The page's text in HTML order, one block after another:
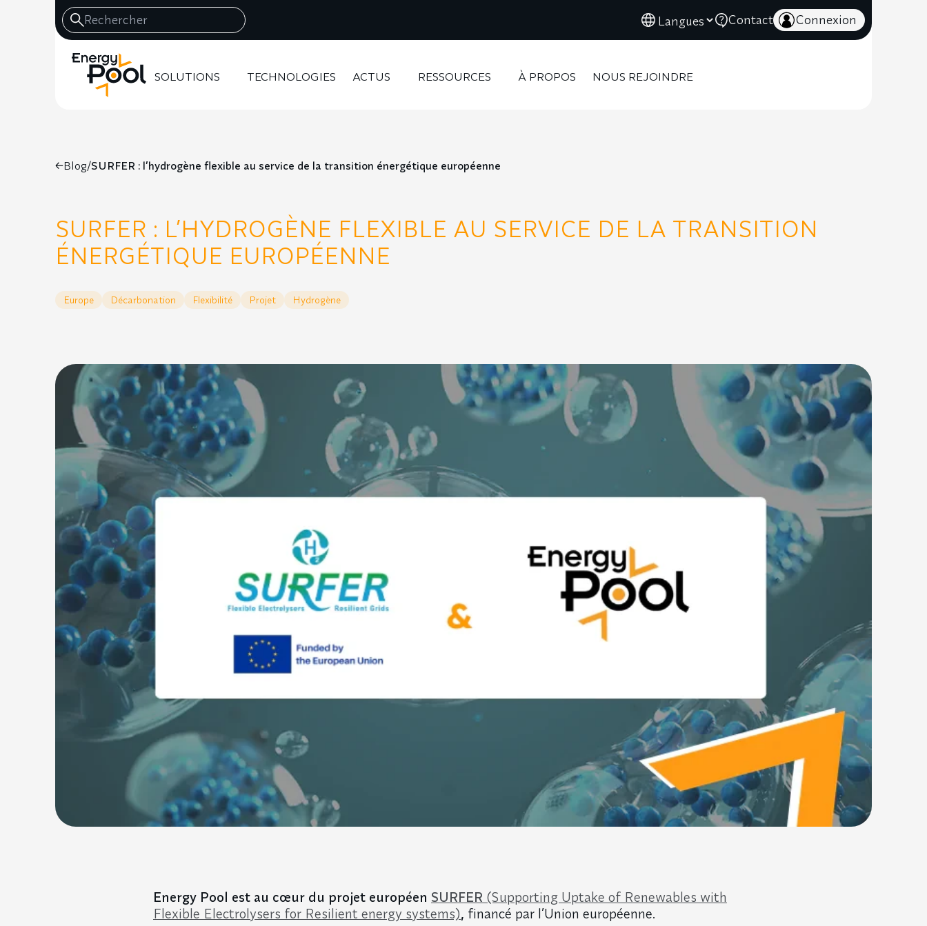
Contact Connexion
SOLUTIONS TECHNOLOGIES ACTUS RESSOURCES À PROPOS NOUS REJOINDRE
Blog/SURFER : l’hydrogène flexible au service de la transition énergétique européenne
SURFER : L’HYDROGÈNE FLEXIBLE AU SERVICE DE LA TRANSITION
ÉNERGÉTIQUE EUROPÉENNE
Europe Décarbonation Flexibilité Projet Hydrogène
Energy Pool est au cœur du projet européen SURFER (Supporting Uptake of Renewables with
Flexible Electrolysers for Resilient energy systems), financé par l’Union européenne.